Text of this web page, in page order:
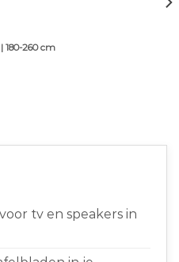
260 cm
tv en speakers in